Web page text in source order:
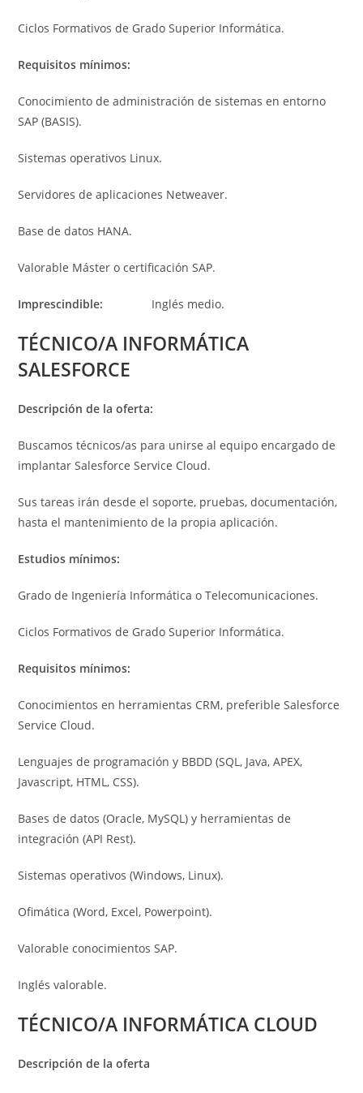
Ciclos Formativos de Grado Superior Informática.
Requisitos mínimos:
Conocimiento de administración de sistemas en entorno
SAP (BASIS).
Sistemas operativos Linux.
Servidores de aplicaciones Netweaver.
Base de datos HANA.
Valorable Máster o certificación SAP.
Imprescindible: Inglés medio.
TÉCNICO/A INFORMÁTICA
SALESFORCE
Descripción de la oferta:
Buscamos técnicos/as para unirse al equipo encargado de
implantar Salesforce Service Cloud.
Sus tareas irán desde el soporte, pruebas, documentación,
hasta el mantenimiento de la propia aplicación.
Estudios mínimos:
Grado de Ingeniería Informática o Telecomunicaciones.
Ciclos Formativos de Grado Superior Informática.
Requisitos mínimos:
Conocimientos en herramientas CRM, preferible Salesforce
Service Cloud.
Lenguajes de programación y BBDD (SQL, Java, APEX,
Javascript, HTML, CSS).
Bases de datos (Oracle, MySQL) y herramientas de
integración (API Rest).
Sistemas operativos (Windows, Linux).
Ofimática (Word, Excel, Powerpoint).
Valorable conocimientos SAP.
Inglés valorable.
TÉCNICO/A INFORMÁTICA CLOUD
Descripción de la oferta